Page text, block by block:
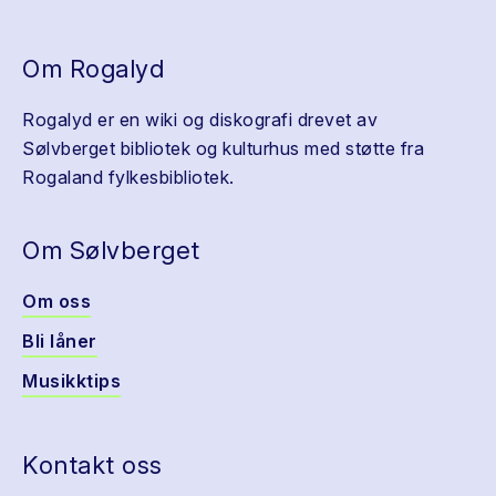
Om Rogalyd
Rogalyd er en wiki og diskografi drevet av
Sølvberget bibliotek og kulturhus med støtte fra
Rogaland fylkesbibliotek.
Om Sølvberget
Om oss
Bli låner
Musikktips
Kontakt oss